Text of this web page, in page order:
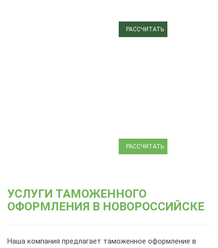
РАССЧИТАТЬ
РАССЧИТАТЬ
УСЛУГИ ТАМОЖЕННОГО
ОФОРМЛЕНИЯ В НОВОРОССИЙСКЕ
Наша компания предлагает таможенное оформление в